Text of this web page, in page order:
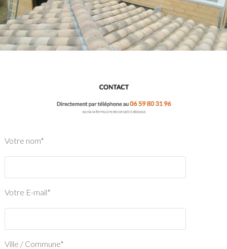
Votre nom*
Votre E-mail*
Ville / Commune*